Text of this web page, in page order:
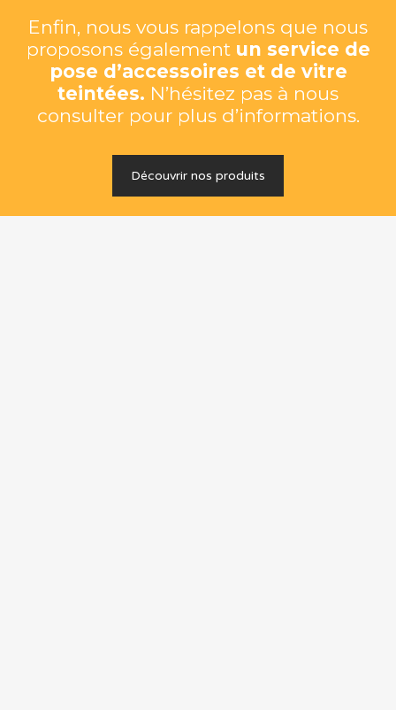
Enfin, nous vous rappelons que nous
proposons également un service de
pose d’accessoires et de vitre
teintées. N’hésitez pas à nous
consulter pour plus d’informations.
Découvrir nos produits